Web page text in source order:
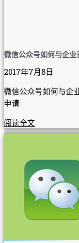
微信公众号如何与企业
2017年7月8日
微信公众号如何与企
申请
阅读全文